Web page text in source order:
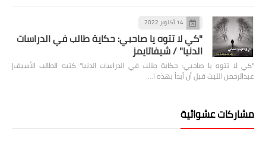
14 أكتوبر 2022
"كي لا تتوه يا صاحبي: حكاية طالب في الدراسات
الدنيا" / شيفاتايمز
"كي لا تتوه يا صاحبي: حكاية طالب في الدراسات الدنيا" كتبه الطالب الأسيف|
عبدالرحمن الليث قبل أن أبدأ بهذه ا…
مشاركات عشوائية